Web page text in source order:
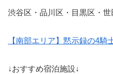
渋谷区・品川区・目黒区・
【南部エリア】黙示録の4騎
↓おすすめ宿泊施設↓